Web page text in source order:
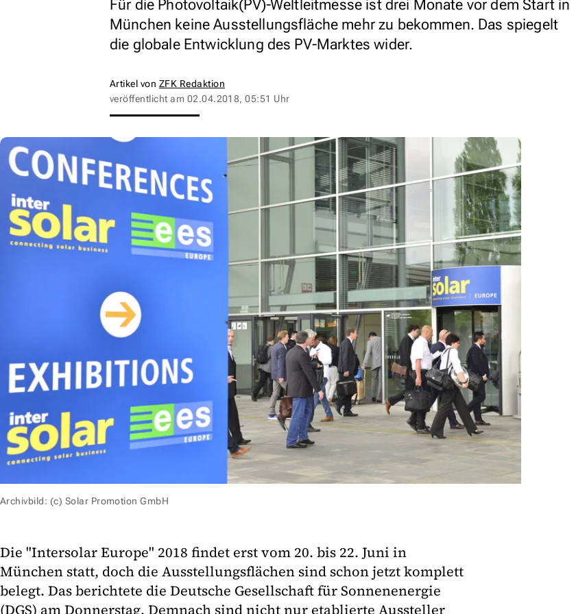
Für die Photovoltaik(PV)-Weltleitmesse ist drei Monate vor dem Start in
München keine Ausstellungsfläche mehr zu bekommen. Das spiegelt
die globale Entwicklung des PV-Marktes wider.
Artikel von ZFK Redaktion
veröffentlicht am 02.04.2018, 05:51 Uhr
Archivbild: (c) Solar Promotion GmbH
Die "Intersolar Europe" 2018 findet erst vom 20. bis 22. Juni in
München statt, doch die Ausstellungsflächen sind schon jetzt komplett
belegt. Das berichtete die Deutsche Gesellschaft für Sonnenenergie
(DGS) am Donnerstag. Demnach sind nicht nur etablierte Aussteller